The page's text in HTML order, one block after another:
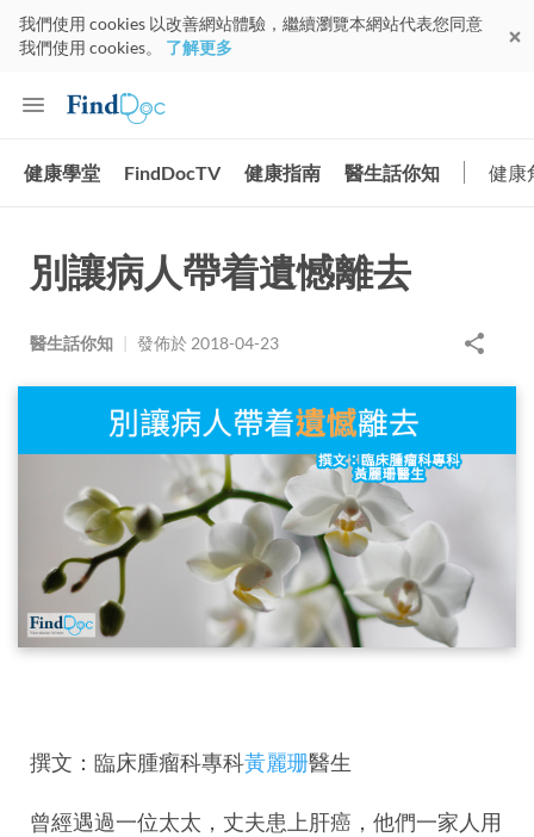
我們使用 cookies 以改善網站體驗，繼續瀏覽本網站代表您同意
我們使用 cookies。 了解更多
健康學堂 FindDocTV 健康指南 醫生話你知 健康
別讓病人帶着遺憾離去
醫生話你知 | 發佈於 2018-04-23
撰文：臨床腫瘤科專科黃麗珊醫生
曾經遇過一位太太，丈夫患上肝癌，他們一家人用